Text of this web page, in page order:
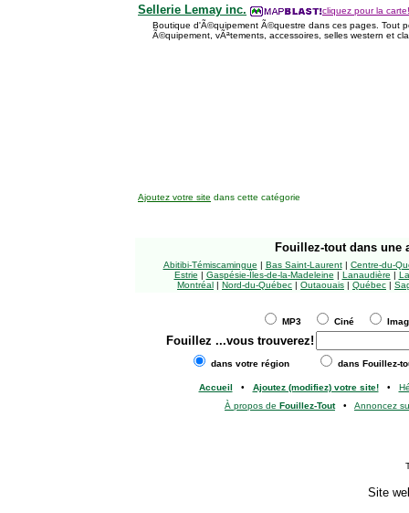
Sellerie Lemay inc.
cliquez pour la carte!
Boutique d'Ã©quipement Ã©questre dans ces pages. Tout
Ã©quipement, vÃªtements, accessoires, selles western et
Ajoutez votre site dans cette catégorie
Fouillez-tout dans une
Abitibi-Témiscamingue | Bas Saint-Laurent| Centre-du-
Estrie | Gaspésie-Îles-de-la-Madeleine | Lanaudière |
Montréal | Nord-du-Québec | Outaouais | Québec |
MP3 Ciné
Fouillez ...vous trouverez!
dans votre région dans Fouillez-
Accueil • Ajoutez (modifiez) votre site!•
À propos de Fouillez-Tout• Annoncez
Site